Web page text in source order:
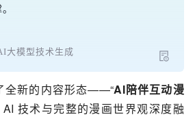
大模型技术生成
全新的内容形态——“AI陪伴互动漫
技术与完整的漫画世界观深度融